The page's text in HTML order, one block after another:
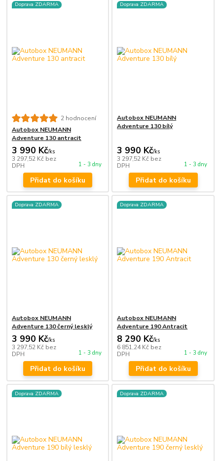
Doprava ZDARMA
2 hodnocení
Autobox NEUMANN
Adventure 130 antracit
3 990 Kč/ks
3 297,52 Kč bez
DPH
1 - 3 dny
Přidat do košíku
Doprava ZDARMA
Autobox NEUMANN
Adventure 130 bílý
3 990 Kč/ks
3 297,52 Kč bez
DPH
1 - 3 dny
Přidat do košíku
Doprava ZDARMA
Autobox NEUMANN
Adventure 130 černý lesklý
3 990 Kč/ks
3 297,52 Kč bez
DPH
1 - 3 dny
Přidat do košíku
Doprava ZDARMA
Autobox NEUMANN
Adventure 190 Antracit
8 290 Kč/ks
6 851,24 Kč bez
DPH
1 - 3 dny
Přidat do košíku
Doprava ZDARMA Doprava ZDARMA